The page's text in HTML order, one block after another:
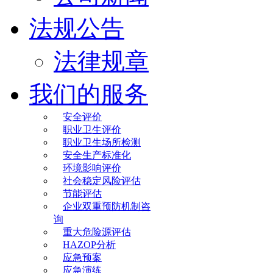
法规公告
法律规章
我们的服务
安全评价
职业卫生评价
职业卫生场所检测
安全生产标准化
环境影响评价
社会稳定风险评估
节能评估
企业双重预防机制咨
询
重大危险源评估
HAZOP分析
应急预案
应急演练